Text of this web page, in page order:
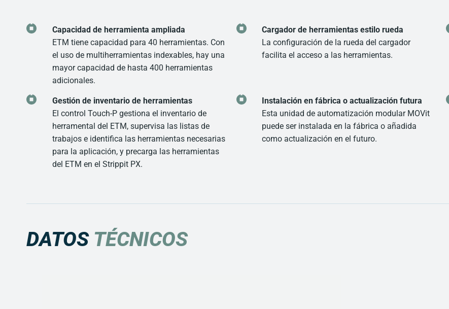
Capacidad de herramienta ampliada
ETM tiene capacidad para 40 herramientas. Con
el uso de multiherramientas indexables, hay una
mayor capacidad de hasta 400 herramientas
adicionales.
Cargador de herramientas estilo rueda
La configuración de la rueda del cargador
facilita el acceso a las herramientas.
Gestión de inventario de herramientas
El control Touch-P gestiona el inventario de
herramental del ETM, supervisa las listas de
trabajos e identifica las herramientas necesarias
para la aplicación, y precarga las herramientas
del ETM en el Strippit PX.
Instalación en fábrica o actualización futura
Esta unidad de automatización modular MOVit
puede ser instalada en la fábrica o añadida
como actualización en el futuro.
DATOS TÉCNICOS